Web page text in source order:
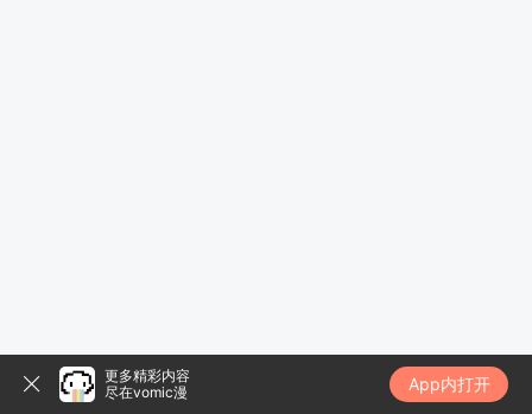
更多精彩内容
尽在vomic漫
App内打开